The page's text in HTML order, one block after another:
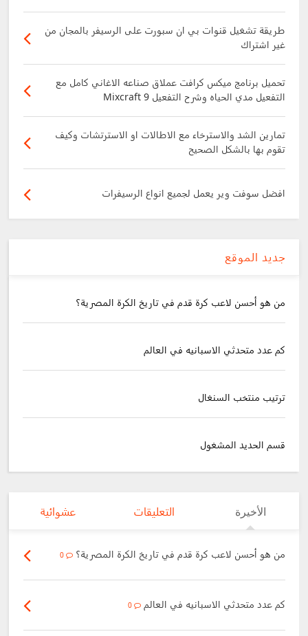
طريقة تشغيل قنوات بي ان سبورت على الرسيفر بالمجان من
غير اشتراك
تحميل برنامج ميكس كرافت عملاق صناعه الاغاني كامل مع
التفعيل مدي الحياه وشرح التفعيل Mixcraft 9
تمارين الشد والاسترخاء مع الاطالات او الاسترتشات وكيف
تقوم بها بالشكل الصحيح
افضل سوفت وير يعمل لجميع انواع الرسيفرات
جديد الموقع
من هو أحسن لاعب كرة قدم في تاريخ الكرة المصرية؟
كم عدد متحدثي الاسبانيه في العالم
ترتيب منتخب السنغال
قسم الحديد المشغول
الأخيرة التعليقات عشوائية
من هو أحسن لاعب كرة قدم في تاريخ الكرة المصرية؟ 0
كم عدد متحدثي الاسبانيه في العالم 0